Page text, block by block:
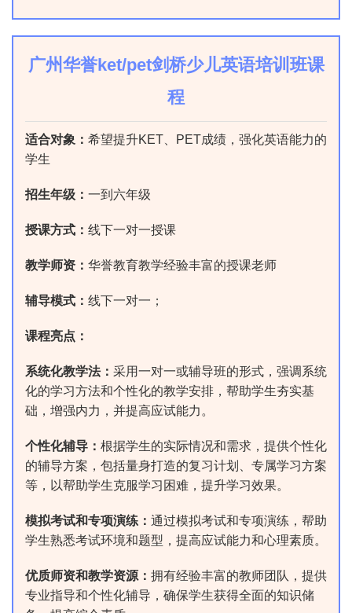
广州华誉ket/pet剑桥少儿英语培训班课
程
适合对象： 希望提升KET、PET成绩，强化英语能力的
学生
招生年级： 一到六年级
授课方式： 线下一对一授课
教学师资： 华誉教育教学经验丰富的授课老师
辅导模式： 线下一对一；
课程亮点：
系统化教学法‌： 采用一对一或辅导班的形式，强调系统
化的学习方法和个性化的教学安排，帮助学生夯实基
础，增强内力，并提高应试能力‌。
个性化辅导‌： 根据学生的实际情况和需求，提供个性化
的辅导方案，包括量身打造的复习计划、专属学习方案
等，以帮助学生克服学习困难，提升学习效果‌。
模拟考试和专项演练‌： 通过模拟考试和专项演练，帮助
学生熟悉考试环境和题型，提高应试能力和心理素质‌。
‌优质师资和教学资源‌： 拥有经验丰富的教师团队，提供
专业指导和个性化辅导，确保学生获得全面的知识储